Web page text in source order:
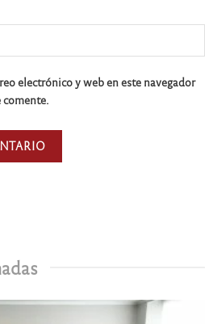
electrónico y web en este navegador
comente.